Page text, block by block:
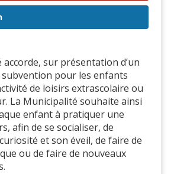
sur présentation d’un
pour les enfants
de loisirs extrascolaire ou
La Municipalité souhaite ainsi
enfant à pratiquer une
afin de se socialiser, de
et son éveil, de faire de
ou de faire de nouveaux